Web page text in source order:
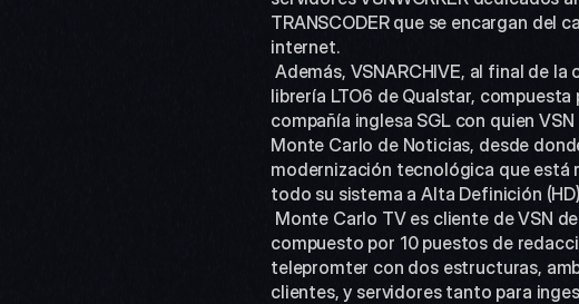
TRANSCODER que se encargan del
internet.
librería LTO6 de Qualstar,
compañía inglesa SGL con quien
Monte Carlo de Noticias, desde
modernización tecnológica que está
todo su sistema a Alta Definición
compuesto por 10 puestos de
telepromter con dos estructuras,
clientes, y servidores tanto para